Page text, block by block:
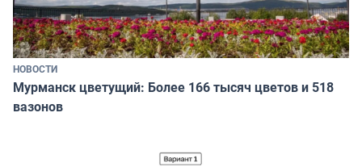
НОВОСТИ
Мурманск цветущий: Более 166 тысяч цветов и 518
вазонов